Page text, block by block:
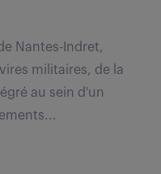
Nantes-Indret,
militaires, de la
au sein d'un